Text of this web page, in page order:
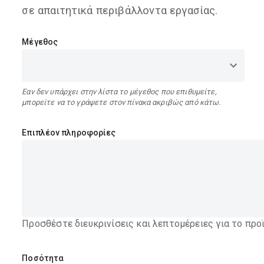
σε απαιτητικά περιβάλλοντα εργασίας.
Μέγεθος
Εαν δεν υπάρχει στην λίστα το μέγεθος που επιθυμείτε,
μπορείτε να το γράψετε στον πίνακα ακριβώς από κάτω.
Επιπλέον πληροφορίες
Προσθέστε διευκρινίσεις και λεπτομέρειες για το
Ποσότητα